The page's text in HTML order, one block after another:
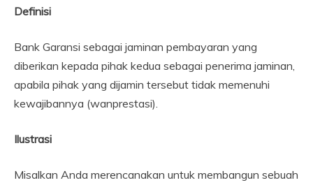
Definisi
Bank Garansi sebagai jaminan pembayaran yang
diberikan kepada pihak kedua sebagai penerima jaminan,
apabila pihak yang dijamin tersebut tidak memenuhi
kewajibannya (wanprestasi).
Ilustrasi
Misalkan Anda merencanakan untuk membangun sebuah